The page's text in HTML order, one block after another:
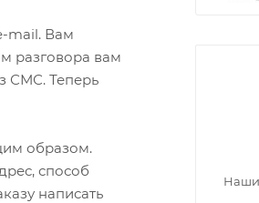
mail. Вам
разговора вам
СМС. Теперь
образом.
способ
написать
Наши